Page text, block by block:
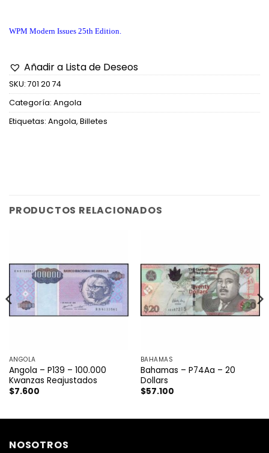
WPM Modern Issues 25th Edition.
Añadir a Lista de Deseos
SKU: 701 20 74
Categoría: Angola
Etiquetas: Angola, Billetes
PRODUCTOS RELACIONADOS
ANGOLA
Angola – P139 – 100.000
Kwanzas Reajustados
$7.600
BAHAMAS
Bahamas – P74Aa – 20
Dollars
$57.100
NOSOTROS